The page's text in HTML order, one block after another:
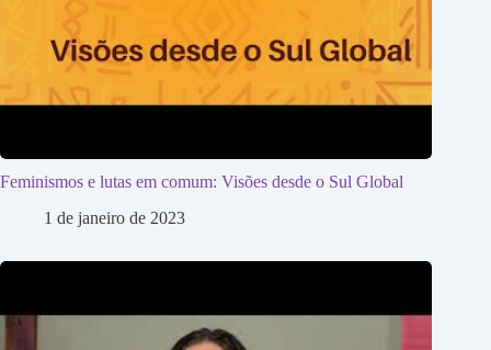
Feminismos e lutas em comum: Visões desde o Sul Global
1 de janeiro de 2023